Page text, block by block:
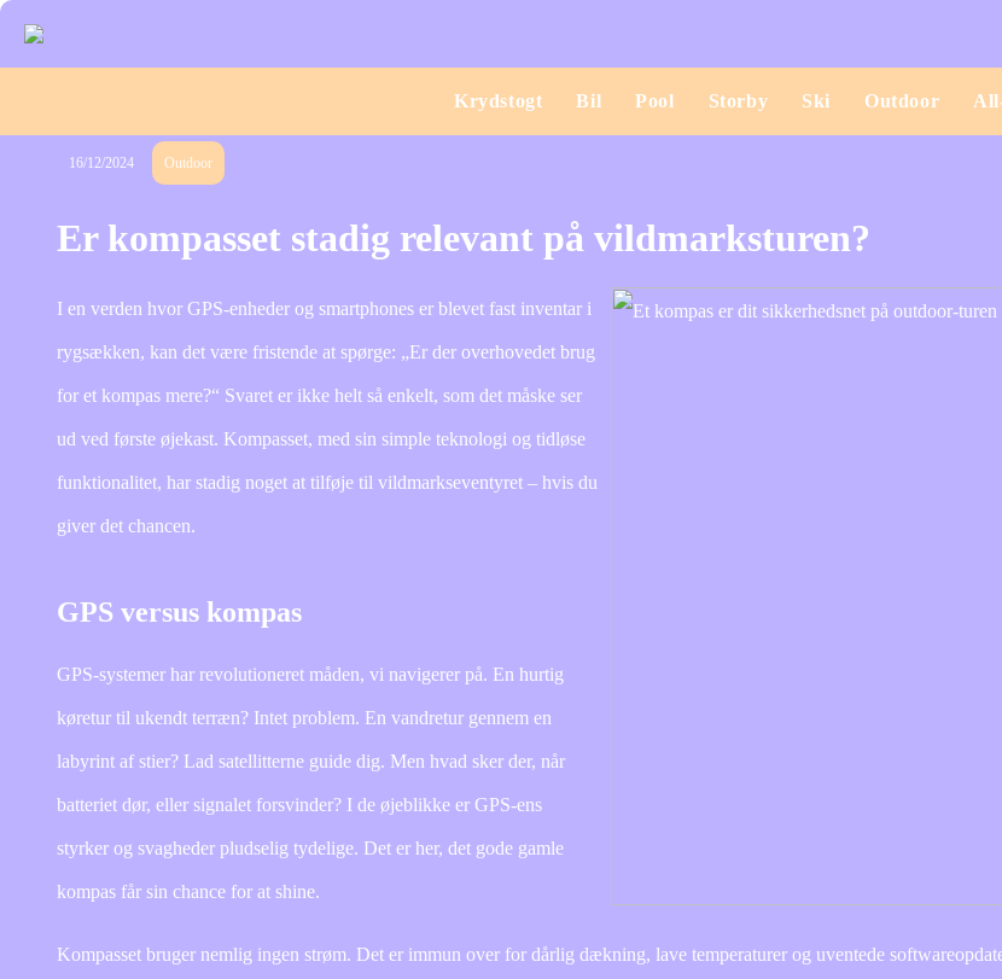
Krydstogt Bil Pool Storby Ski Outdoor
16/12/2024 Outdoor
Er kompasset stadig relevant på vildmarksturen?
I en verden hvor GPS-enheder og smartphones er blevet fast inventar i
rygsækken, kan det være fristende at spørge: „Er der overhovedet brug
for et kompas mere?“ Svaret er ikke helt så enkelt, som det måske ser
ud ved første øjekast. Kompasset, med sin simple teknologi og tidløse
funktionalitet, har stadig noget at tilføje til vildmarkseventyret – hvis du
giver det chancen.
GPS versus kompas
GPS-systemer har revolutioneret måden, vi navigerer på. En hurtig
køretur til ukendt terræn? Intet problem. En vandretur gennem en
labyrint af stier? Lad satellitterne guide dig. Men hvad sker der, når
batteriet dør, eller signalet forsvinder? I de øjeblikke er GPS-ens
styrker og svagheder pludselig tydelige. Det er her, det gode gamle
kompas får sin chance for at shine.
Kompasset bruger nemlig ingen strøm. Det er immun over for dårlig dækning, lave temperaturer og uventede